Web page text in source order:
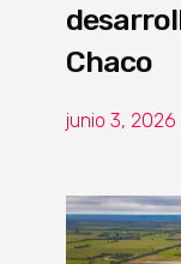
Chaco
junio 3, 2026